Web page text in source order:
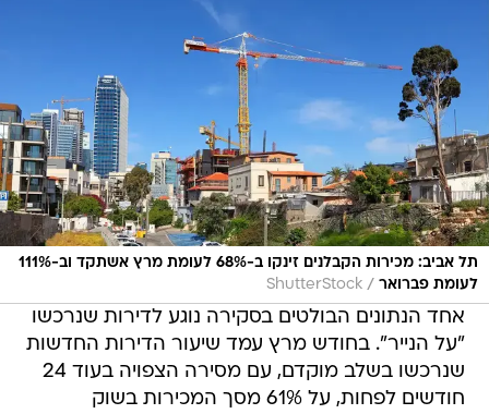
תל אביב: מכירות הקבלנים זינקו ב-68% לעומת מרץ אשתקד וב-111%
לעומת פברואר /
ShutterStock
אחד הנתונים הבולטים בסקירה נוגע לדירות שנרכשו
"על הנייר". בחודש מרץ עמד שיעור הדירות החדשות
שנרכשו בשלב מוקדם, עם מסירה הצפויה בעוד 24
חודשים לפחות, על 61% מסך המכירות בשוק